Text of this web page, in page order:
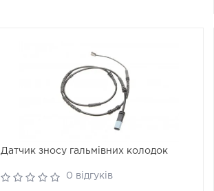
Датчик зносу гальмівних колодок
0 відгуків